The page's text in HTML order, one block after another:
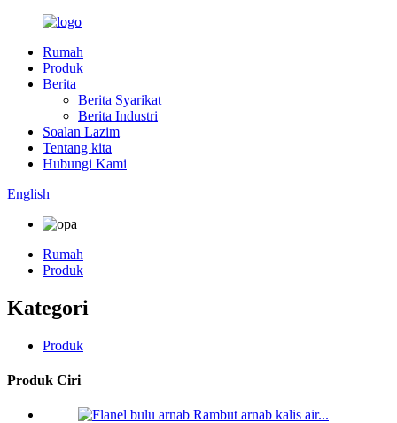
Rumah
Produk
Berita
Berita Syarikat
Berita Industri
Soalan Lazim
Tentang kita
Hubungi Kami
English
Rumah
Produk
Kategori
Produk
Produk Ciri